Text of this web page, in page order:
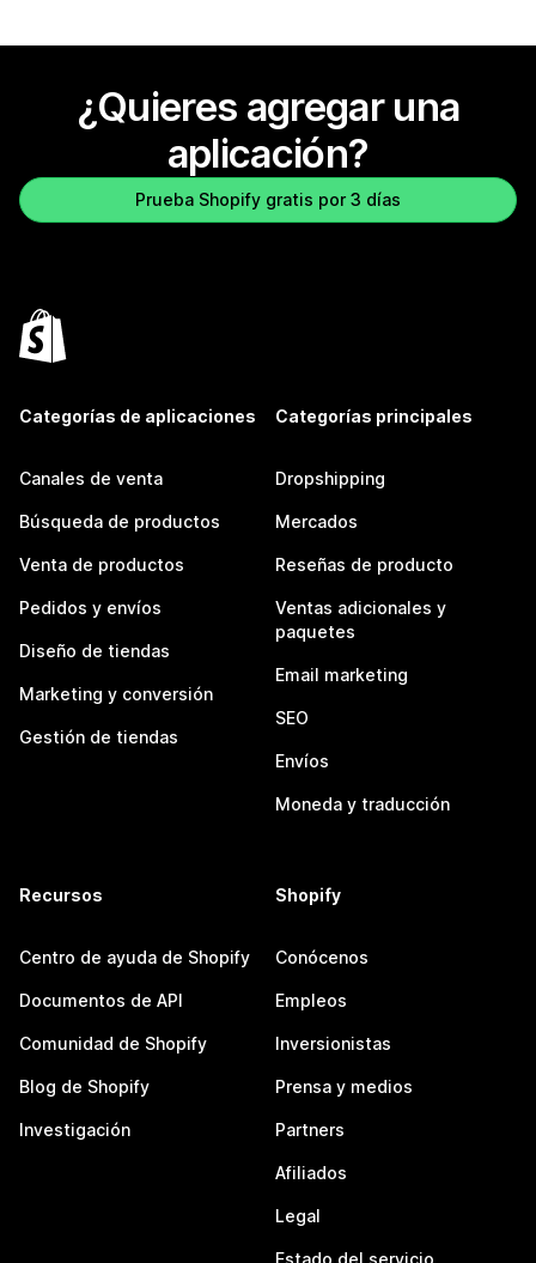
¿Quieres agregar una
aplicación?
Prueba Shopify gratis por 3 días
Categorías de aplicaciones
Canales de venta
Búsqueda de productos
Venta de productos
Pedidos y envíos
Diseño de tiendas
Marketing y conversión
Gestión de tiendas
Categorías principales
Dropshipping
Mercados
Reseñas de producto
Ventas adicionales y
paquetes
Email marketing
SEO
Envíos
Moneda y traducción
Recursos
Centro de ayuda de Shopify
Documentos de API
Comunidad de Shopify
Blog de Shopify
Investigación
Shopify
Conócenos
Empleos
Inversionistas
Prensa y medios
Partners
Afiliados
Legal